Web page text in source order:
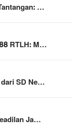
…
RTLH: M…
SD Ne…
Ja…